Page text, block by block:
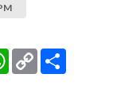
WhatsApp
Copy
Link